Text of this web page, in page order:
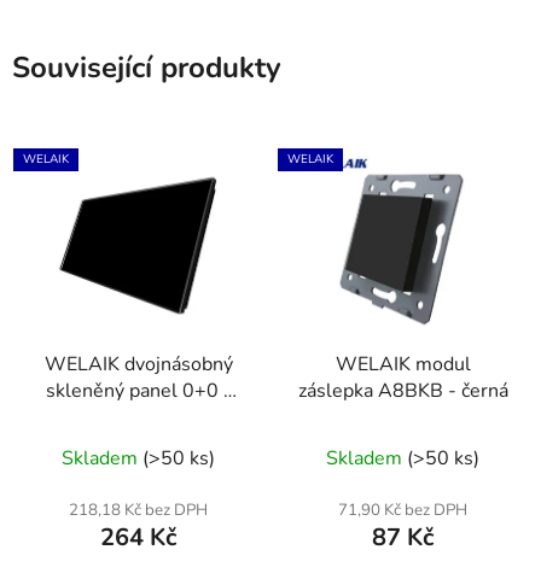
Související produkty
WELAIK
WELAIK dvojnásobný
skleněný panel 0+0 -
Skladem (>50 ks)
218,18 Kč bez DPH
264 Kč
WELAIK
WELAIK modul
záslepka A8BKB - černá
Skladem (>50 ks)
71,90 Kč bez DPH
87 Kč